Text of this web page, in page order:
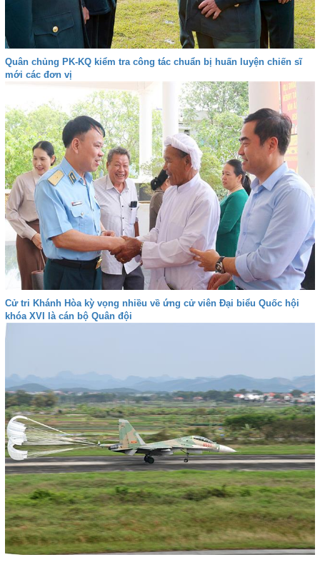
Quân chủng PK-KQ kiểm tra công tác chuẩn bị huấn luyện chiến sĩ
mới các đơn vị
Cử tri Khánh Hòa kỳ vọng nhiều về ứng cử viên Đại biểu Quốc hội
khóa XVI là cán bộ Quân đội